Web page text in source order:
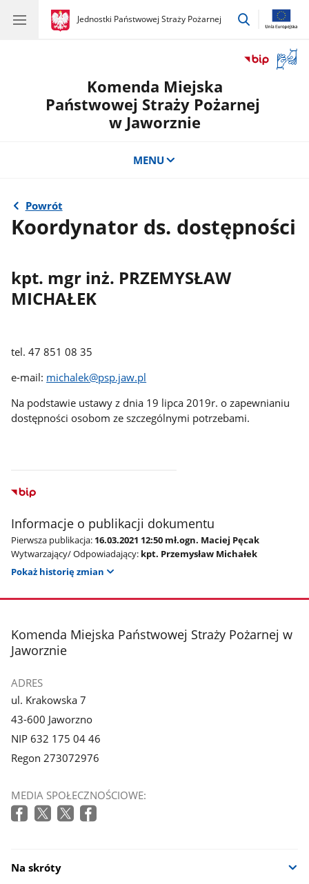
gov.pl
Jednostki Państwowej Straży Pożarnej
gov.pl
Jednostki
przejdź
okno
Komenda Miejska
Państwowej Straży Pożarnej
w Jaworznie
MENU
Powrót
Koordynator ds. dostępności
kpt. mgr inż. PRZEMYSŁAW
MICHAŁEK
tel. 47 851 08 35
e-mail: michalek@psp.jaw.pl
Na podstawie ustawy z dnia 19 lipca 2019r. o zapewnianiu
dostępności osobom ze szczególnymi potrzebami.
Informacje o publikacji dokumentu
Pierwsza publikacja: 16.03.2021 12:50 mł.ogn. Maciej Pęcak
Wytwarzający/ Odpowiadający: kpt. Przemysław Michałek
Pokaż historię zmian
stopka
Komenda Miejska Państwowej Straży Pożarnej w
Jaworznie
ADRES
ul. Krakowska 7
43-600 Jaworzno
NIP 632 175 04 46
Regon 273072976
MEDIA SPOŁECZNOŚCIOWE:
Na skróty